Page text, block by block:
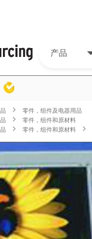
产品
零件，组件及电器用品
零件，组件和原材料
零件，组件和原材料